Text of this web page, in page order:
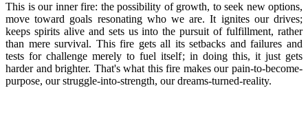
This is our inner fire: the possibility of growth, to seek new options,
move toward goals resonating who we are. It ignites our drives;
keeps spirits alive and sets us into the pursuit of fulfillment, rather
than mere survival. This fire gets all its setbacks and failures and
tests for challenge merely to fuel itself; in doing this, it just gets
harder and brighter. That's what this fire makes our pain-to-become-
purpose, our struggle-into-strength, our dreams-turned-reality.